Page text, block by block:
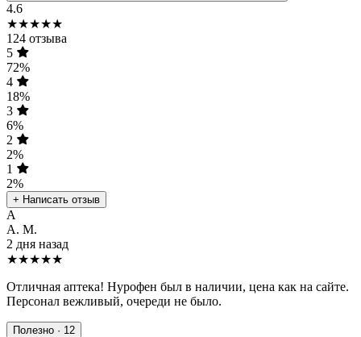
4.6
★★★★★
124 отзыва
5
72%
4
18%
3
6%
2
2%
1
2%
+ Написать отзыв
А
А. М.
2 дня назад
★★★★★
Отличная аптека! Нурофен был в наличии, цена как на сайте.
Персонал вежливый, очереди не было.
Полезно · 12